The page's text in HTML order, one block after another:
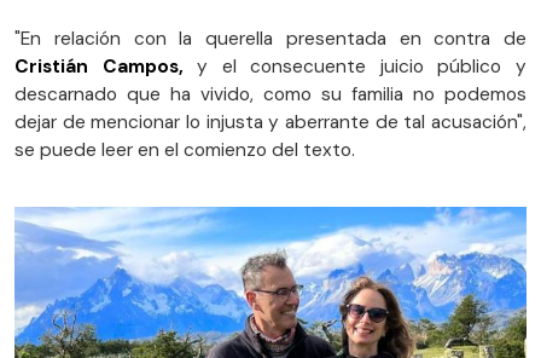
"En relación con la querella presentada en contra de
Cristián Campos, y el consecuente juicio público y
descarnado que ha vivido, como su familia no podemos
dejar de mencionar lo injusta y aberrante de tal acusación",
se puede leer en el comienzo del texto.